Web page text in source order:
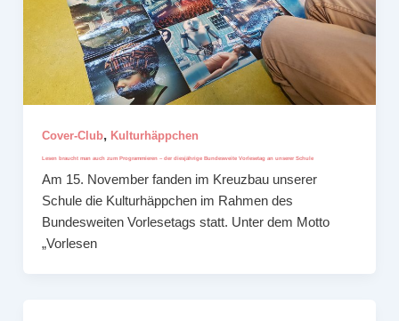
Cover-Club, Kulturhäppchen
Lesen braucht man auch zum Programmieren – der diesjährige Bundesweite Vorlesetag an unserer Schule
Am 15. November fanden im Kreuzbau unserer
Schule die Kulturhäppchen im Rahmen des
Bundesweiten Vorlesetags statt. Unter dem Motto
„Vorlesen